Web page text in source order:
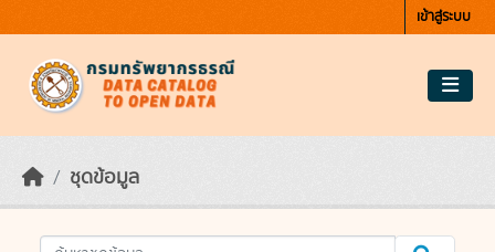
เข้าสู่ระบบ
ชุดข้อมูล